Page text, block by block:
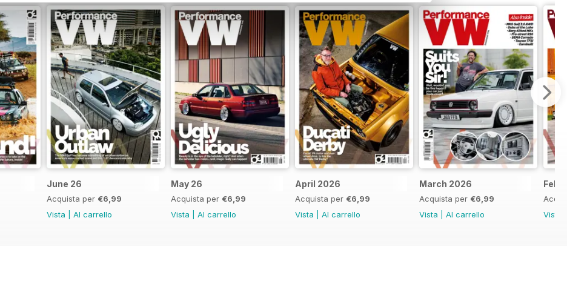
June 26
Acquista per €6,99
Vista
Al carrello
May 26
Acquista per €6,99
Vista
Al carrello
April 2026
Acquista per €6,99
Vista
Al carrello
March 2026
Acquista per €6,99
Vista
Al carrello
Vista